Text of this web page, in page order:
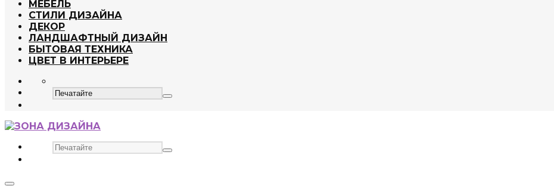
МЕБЕЛЬ
СТИЛИ ДИЗАЙНА
ДЕКОР
ЛАНДШАФТНЫЙ ДИЗАЙН
БЫТОВАЯ ТЕХНИКА
ЦВЕТ В ИНТЕРЬЕРЕ